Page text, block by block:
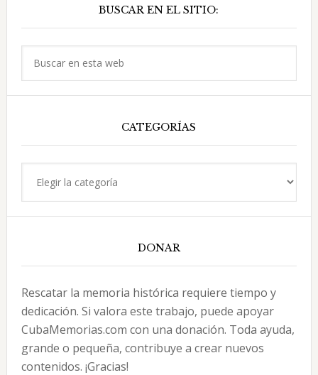
principal
BUSCAR EN EL SITIO:
CATEGORÍAS
DONAR
Rescatar la memoria histórica requiere tiempo y
dedicación. Si valora este trabajo, puede apoyar
CubaMemorias.com con una donación. Toda ayuda,
grande o pequeña, contribuye a crear nuevos
contenidos. ¡Gracias!